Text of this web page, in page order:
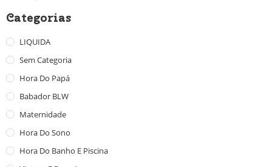
Categorias
LIQUIDA
Sem Categoria
Hora Do Papá
Babador BLW
Maternidade
Hora Do Sono
Hora Do Banho E Piscina